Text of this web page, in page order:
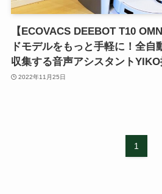
【ECOVACS DEEBOT T10
ドモデルをもっと手軽に！全自
収集する音声アシスタント
2022年11月25日
1